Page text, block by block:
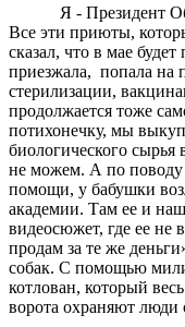
Я - Президент
Все эти приюты,
сказал, что в мае
приезжала, попала на
стерилизации,
продолжается тоже
потихонечку, мы
биологического
не можем. А по поводу
помощи, у бабушки
академии. Там ее и
видеосюжет, где ее не
продам за те же
собак. С помощью
котлован, который
ворота охраняют люди